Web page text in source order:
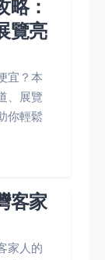
略：
覽亮
宜？本
、展覽
你輕鬆
客家
家人的